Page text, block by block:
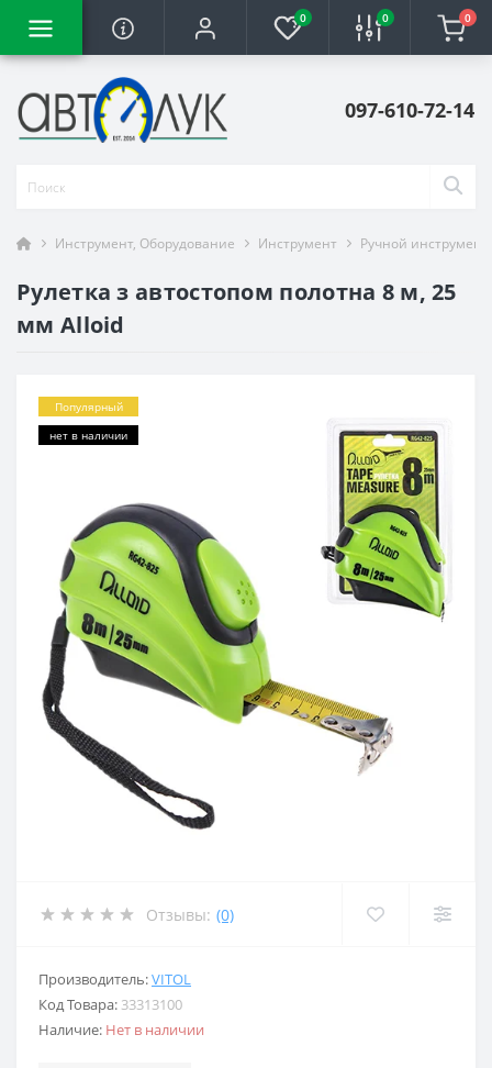
0 0 0
097-610-72-14
Инструмент, Оборудование Инструмент Ручной инструмент
Рулетка з автостопом полотна 8 м, 25
мм Alloid
Популярный
нет в наличии
Отзывы: (0)
Производитель:VITOL
Код Товара: 33313100
Наличие: Нет в наличии